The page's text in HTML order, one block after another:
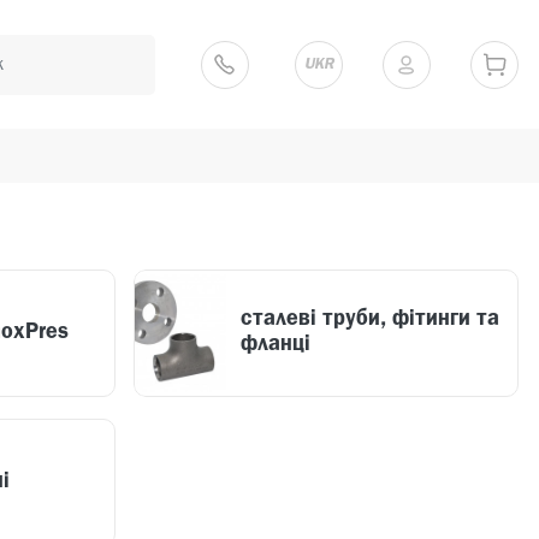
UKR
сталеві труби, фітинги та
фланці